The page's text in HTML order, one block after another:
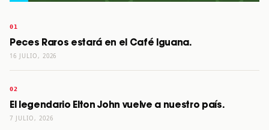
Peces Raros estará en el Café Iguana.
16 JULIO, 2026
El legendario Elton John vuelve a nuestro país.
7 JULIO, 2026